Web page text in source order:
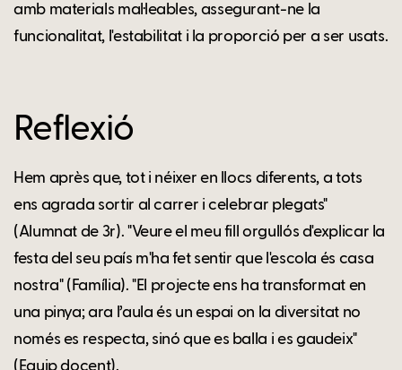
amb materials mal·leables, assegurant-ne la
funcionalitat, l'estabilitat i la proporció per a ser usats.
Reflexió
Hem après que, tot i néixer en llocs diferents, a tots
ens agrada sortir al carrer i celebrar plegats"
(Alumnat de 3r). "Veure el meu fill orgullós d'explicar la
festa del seu país m'ha fet sentir que l'escola és casa
nostra" (Família). "El projecte ens ha transformat en
una pinya; ara l’aula és un espai on la diversitat no
només es respecta, sinó que es balla i es gaudeix"
(Equip docent).